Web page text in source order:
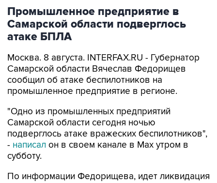
Промышленное предприятие в
Самарской области подверглось
атаке БПЛА
Москва. 8 августа. INTERFAX.RU - Губернатор
Самарской области Вячеслав Федорищев
сообщил об атаке беспилотников на
промышленное предприятие в регионе.
"Одно из промышленных предприятий
Самарской области сегодня ночью
подверглось атаке вражеских беспилотников",
- написал он в своем канале в Max утром в
субботу.
По информации Федорищева, идет ликвидация